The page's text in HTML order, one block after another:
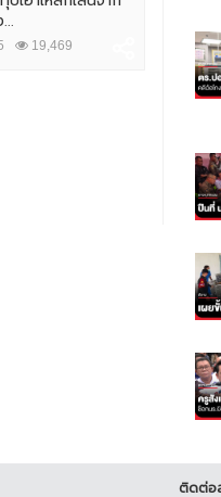
19,469 14 กุ
ติดต่อ